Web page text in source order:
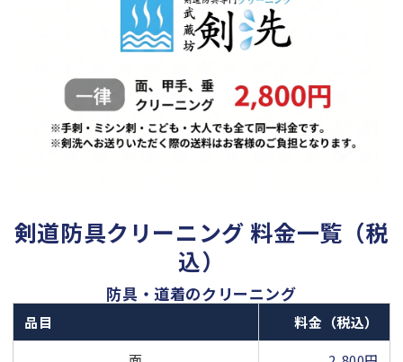
剣道防具クリーニング 料金一覧（税
込）
防具・道着のクリーニング
品目
料金（税込）